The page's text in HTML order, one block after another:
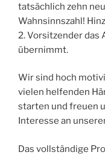
tatsächlich zehn
Wahnsinnszahl!
2. Vorsitzender das
übernimmt.
Wir sind hoch
vielen helfenden
starten und freuen
Interesse an
Das vollständige